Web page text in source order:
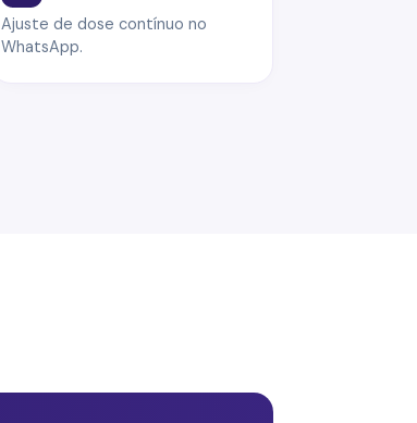
Ajuste de dose contínuo no
WhatsApp.